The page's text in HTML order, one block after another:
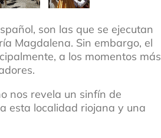
son las que se ejecutan
Magdalena. Sin embargo, el
a los momentos más
nos revela un sinfín de
esta localidad riojana y una